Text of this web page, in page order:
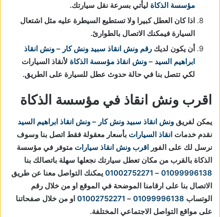
مؤسسة الذكاة ليأتي بسرعة نقل سيارتك.
اذا كان العطل كبيرا ولا تستطيع السيطرة عليه مثل اشتعال
السيارة فيمكنك الاتصال بالطوارئ.
أن يكون لديك رقم ونش انقاذ سبيد ونش كار – ونش انقاذ
ابراهيم السيد – ونش انقاذ مؤسسة الذكاة لأنقاذ السيارات
لكي تتصل بنا في حالة حدوث عطل للسيارة على الطريق.
اقرب ونش انقاذ في مؤسسة الذكاة
يمكن لفريق ونش انقاذ سبيد ونش كار – ونش انقاذ ابراهيم السيد
نقدم خدمات انقاذ السيارات بأسعار معقولة فقط اتصل بنا وسوف
نرسل لك على الفور
اقرب ونش انقاذ سيارات متوفر في مؤسسة
الذكاة بالقرب من مكان تعطل سيارتك نجعلها سهلة باتصالك بنا
01099996138
–
01002752271 يمكنك التواصل معنا عن طريق
الاتصال بنا على ارقامنا الموضحة في الموقع او من خلال رقم
الوتساب 01099996138
–
01002752271 او من خلال صفحاتنا
على مواقع التواصل الاجتماعي المختلفة.